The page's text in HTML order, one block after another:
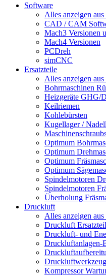
Software
Alles anzeigen
CAD / CAM
Mach3 Versionen
Mach4 Versionen
PCDreh
simCNC
Ersatzteile
Alles anzeigen
Bohrmaschinen
Heizgeräte GHG/
Keilriemen
Kohlebürsten
Kugellager /
Optimum
Optimum
Optimum
Optimum
Spindelmotoren
Spindelmotoren
Überholung
Druckluft
Alles anzeigen
Druckluft
Druckluft- und
Druckluftanlagen-
Kompressor